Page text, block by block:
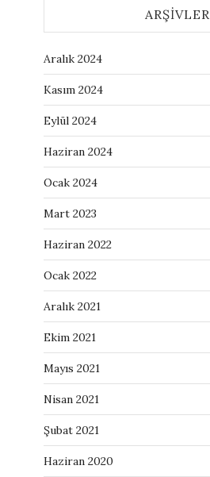
ARŞIVLER
Aralık 2024
Kasım 2024
Eylül 2024
Haziran 2024
Ocak 2024
Mart 2023
Haziran 2022
Ocak 2022
Aralık 2021
Ekim 2021
Mayıs 2021
Nisan 2021
Şubat 2021
Haziran 2020